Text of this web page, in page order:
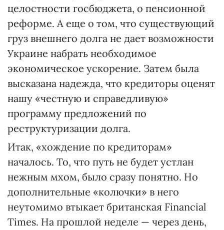
целостности госбюджета, о пенсионной
реформе. А еще о том, что существующий
груз внешнего долга не дает возможности
Украине набрать необходимое
экономическое ускорение. Затем была
высказана надежда, что кредиторы оценят
нашу «честную и справедливую»
программу предложений по
реструктуризации долга.
Итак, «хождение по кредиторам»
началось. То, что путь не будет устлан
нежным мхом, было сразу понятно. Но
дополнительные «колючки» в него
неутомимо втыкаeт британская Financial
Times. На прошлой неделе — через день,